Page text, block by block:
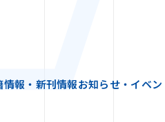
情報・新刊情報お知らせ・イベン